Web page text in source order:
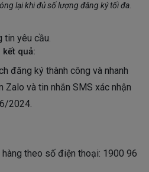
lại khi đủ số lượng đăng ký tối đa.
tin yêu cầu.
quả:
đăng ký thành công và nhanh
Zalo và tin nhắn SMS xác nhận
2024.
theo số điện thoại: 1900 96